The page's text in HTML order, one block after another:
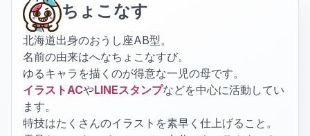
ちょこなす
北海道出身のおうし座AB型。
名前の由来はへなちょこなすび。
ゆるキャラを描くのが得意な一児の母です。
イラストACやLINEスタンプなどを中心に活動してい
ます。
特技はたくさんのイラストを素早く仕上げること。